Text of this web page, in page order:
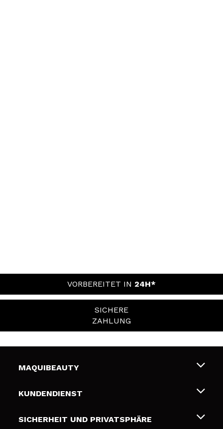
VORBEREITET IN 24H*
SICHERE
ZAHLUNG
MAQUIBEAUTY
Über uns
Geschenkkarten
KUNDENDIENST
Liefer- und Versandkosten
SICHERHEIT UND PRIVATSPHÄRE